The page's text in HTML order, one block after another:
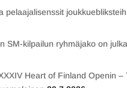
pelaajalisenssit
SM-kilpailun ryhmäjako on
Heart of Finland Openin –